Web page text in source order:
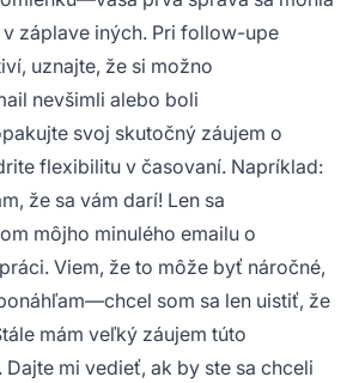
záplave iných. Pri follow-upe
uznajte, že si možno
nevšimli alebo boli
svoj skutočný záujem o
flexibilitu v časovaní. Napríklad:
že sa vám darí! Len sa
môjho minulého emailu o
Viem, že to môže byť náročné,
som sa len uistiť, že
mám veľký záujem túto
mi vedieť, ak by ste sa chceli